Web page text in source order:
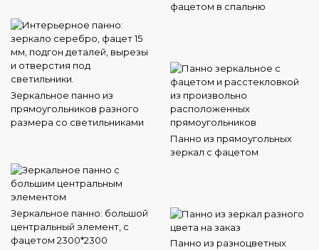
фацетом в спальню
Зеркальное панно из
прямоугольников разного
размера со светильниками
Панно из прямоугольных
зеркал с фацетом
Зеркальное панно: большой
центральный элемент, с
фацетом 2300*2300
Панно из разноцветных